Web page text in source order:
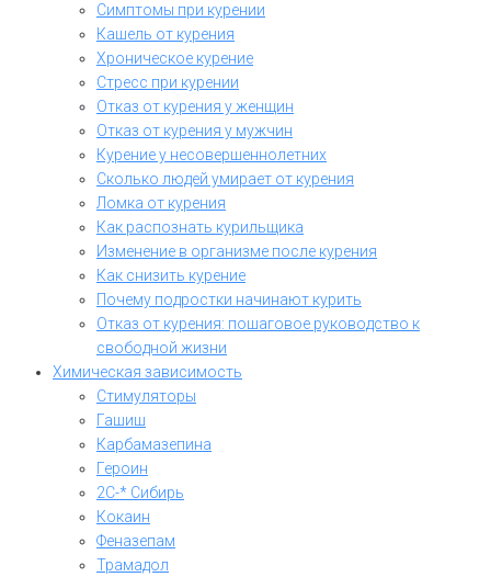
Симптомы при курении
Кашель от курения
Хроническое курение
Стресс при курении
Отказ от курения у женщин
Отказ от курения у мужчин
Курение у несовершеннолетних
Сколько людей умирает от курения
Ломка от курения
Как распознать курильщика
Изменение в организме после курения
Как снизить курение
Почему подростки начинают курить
Отказ от курения: пошаговое руководство к
свободной жизни
Химическая зависимость
Стимуляторы
Гашиш
Карбамазепина
Героин
2C-* Сибирь
Кокаин
Феназепам
Трамадол